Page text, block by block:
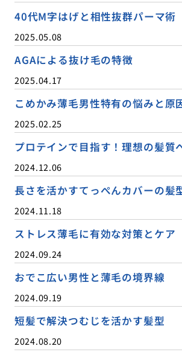
40代M字はげと相性抜群パーマ術
2025.05.08
AGAによる抜け毛の特徴
2025.04.17
こめかみ薄毛男性特有の悩みと原
2025.02.25
プロテインで目指す！理想の髪質
2024.12.06
長さを活かすてっぺんカバーの髪
2024.11.18
ストレス薄毛に有効な対策とケア
2024.09.24
おでこ広い男性と薄毛の境界線
2024.09.19
短髪で解決つむじを活かす髪型
2024.08.20